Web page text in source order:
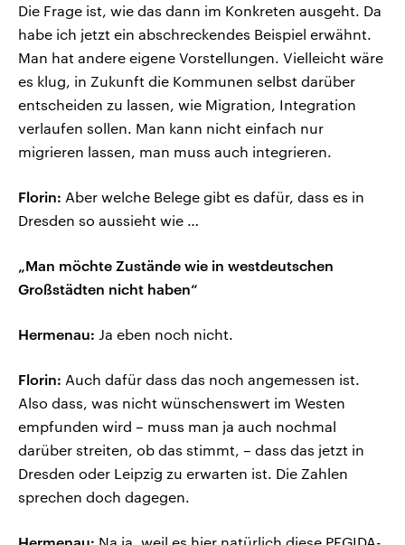
Die Frage ist, wie das dann im Konkreten ausgeht. Da
habe ich jetzt ein abschreckendes Beispiel erwähnt.
Man hat andere eigene Vorstellungen. Vielleicht wäre
es klug, in Zukunft die Kommunen selbst darüber
entscheiden zu lassen, wie Migration, Integration
verlaufen sollen. Man kann nicht einfach nur
migrieren lassen, man muss auch integrieren.
Florin: Aber welche Belege gibt es dafür, dass es in
Dresden so aussieht wie …
„Man möchte Zustände wie in westdeutschen
Großstädten nicht haben“
Hermenau: Ja eben noch nicht.
Florin: Auch dafür dass das noch angemessen ist.
Also dass, was nicht wünschenswert im Westen
empfunden wird – muss man ja auch nochmal
darüber streiten, ob das stimmt, – dass das jetzt in
Dresden oder Leipzig zu erwarten ist. Die Zahlen
sprechen doch dagegen.